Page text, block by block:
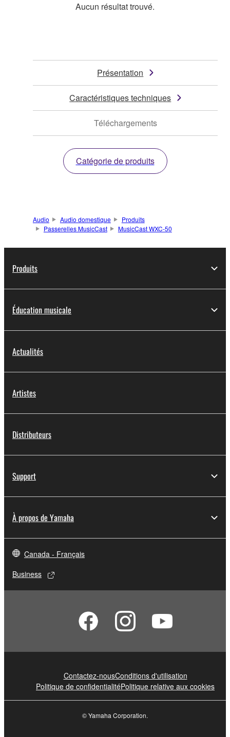
Aucun résultat trouvé.
Présentation
Caractéristiques techniques
Téléchargements
Catégorie de produits
Audio Audio domestique
Produits
Passerelles MusicCast
MusicCast WXC-50
Produits
Éducation musicale
Actualités
Artistes
Distributeurs
Support
À propos de Yamaha
Canada - Français
Business
Contactez-nousConditions d'utilisation
Politique de confidentialitéPolitique relative aux cookies
© Yamaha Corporation.